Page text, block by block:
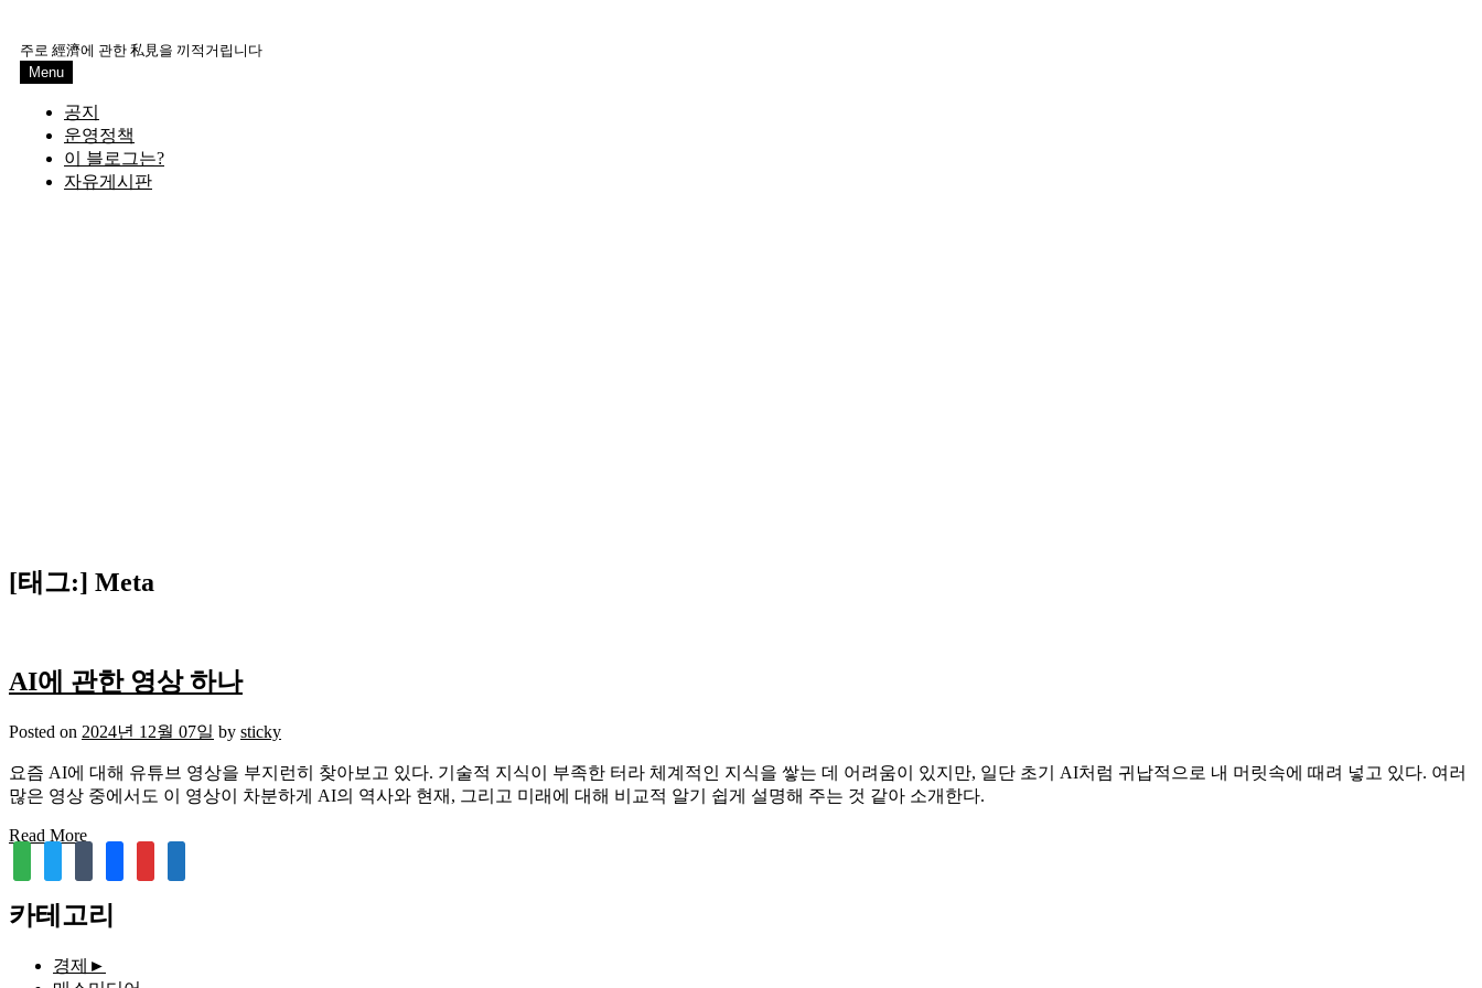
content
주로 經濟에 관한 私見을 끼적거립니다
Menu
공지
운영정책
이 블로그는?
자유게시판
[태그:] Meta
AI에 관한 영상 하나
Posted on 2024년 12월 07일 by sticky
요즘 AI에 대해 유튜브 영상을 부지런히 찾아보고 있다. 기술적 지식이 부족한 터라 체계적인 지식을 쌓는 데 어려움이 있지만, 일단 초기 AI처럼 귀납적으로 내 머릿속에 때려 넣고 있다. 여러
많은 영상 중에서도 이 영상이 차분하게 AI의 역사와 현재, 그리고 미래에 대해 비교적 알기 쉽게 설명해 주는 것 같아 소개한다.
Read More
document
카테고리
경제 ►